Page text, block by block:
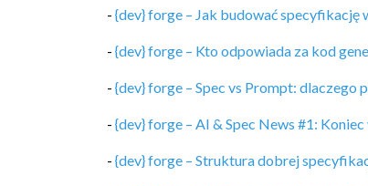
- {dev} forge – Jak budować specyfikację
- {dev} forge – Kto odpowiada za kod
- {dev} forge – Spec vs Prompt:
- {dev} forge – AI & Spec News #1:
- {dev} forge – Struktura dobrej